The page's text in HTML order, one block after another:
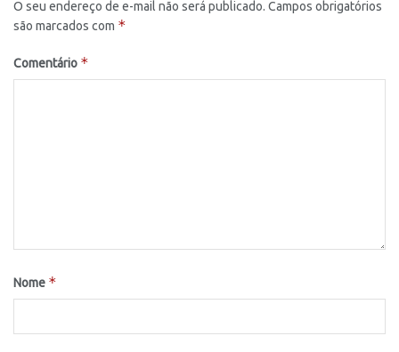
O seu endereço de e-mail não será publicado. Campos obrigatórios
são marcados com *
Comentário *
Nome *